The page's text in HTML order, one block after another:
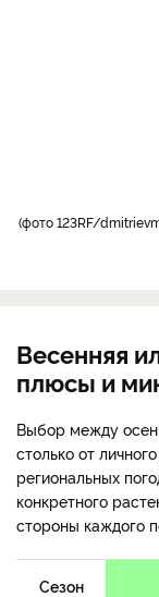
фото 123RF/
Весенняя
плюсы и
Выбор между
столько от
региональных
конкретного
стороны каждого
Сезон